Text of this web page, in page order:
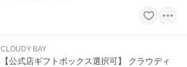
CLOUDY BAY
【公式店ギフトボックス選択可】 クラウディ